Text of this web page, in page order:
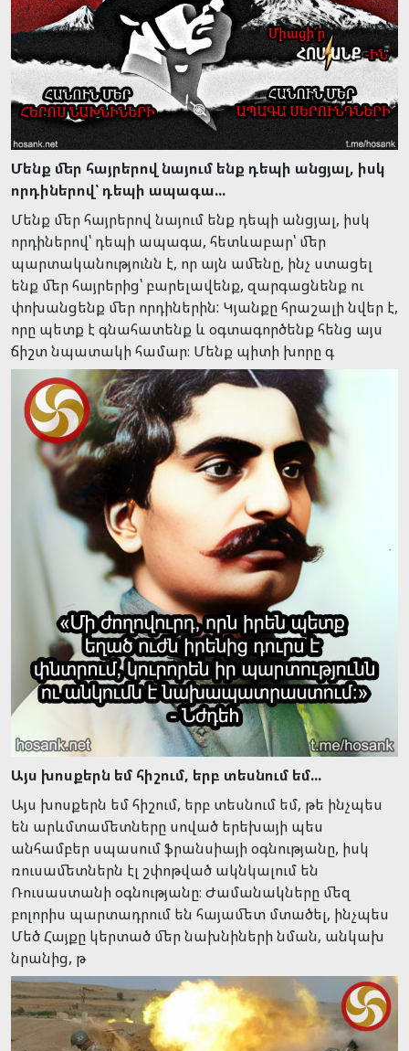
Մենք մեր հայրերով նայում ենք դեպի անցյալ, իսկ
որդիներով՝ դեպի ապագա...
Մենք մեր հայրերով նայում ենք դեպի անցյալ, իսկ
որդիներով՝ դեպի ապագա, հետևաբար՝ մեր
պարտականությունն է, որ այն ամենը, ինչ ստացել
ենք մեր հայրերից՝ բարելավենք, զարգացնենք ու
փոխանցենք մեր որդիներին: Կյանքը հրաշալի նվեր է,
որը պետք է գնահատենք և օգտագործենք հենց այս
ճիշտ նպատակի համար։ Մենք պիտի խորը գ
Այս խոսքերն եմ հիշում, երբ տեսնում եմ...
Այս խոսքերն եմ հիշում, երբ տեսնում եմ, թե ինչպես
են արևմտամետները սոված երեխայի պես
անհամբեր սպասում ֆրանսիայի օգնությանը, իսկ
ռուսամետներն էլ շփոթված ակնկալում են
Ռուսաստանի օգնությանը։ Ժամանակները մեզ
բոլորիս պարտադրում են հայամետ մտածել, ինչպես
Մեծ Հայքը կերտած մեր նախնիների նման, անկախ
նրանից, թ